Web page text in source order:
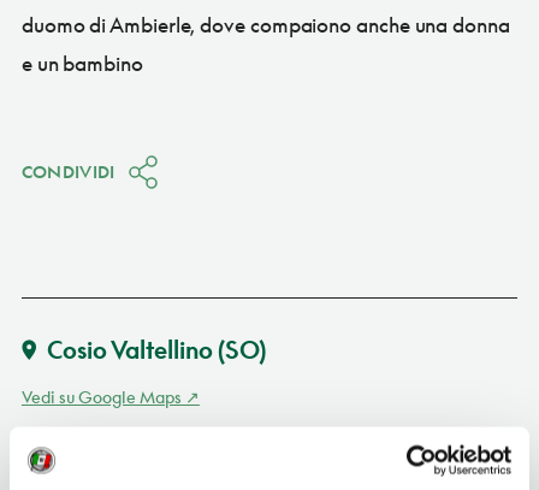
duomo di Ambierle, dove compaiono anche una donna
e un bambino
CONDIVIDI
Cosio Valtellino(SO)
Vedi su Google Maps
INDIRIZZO